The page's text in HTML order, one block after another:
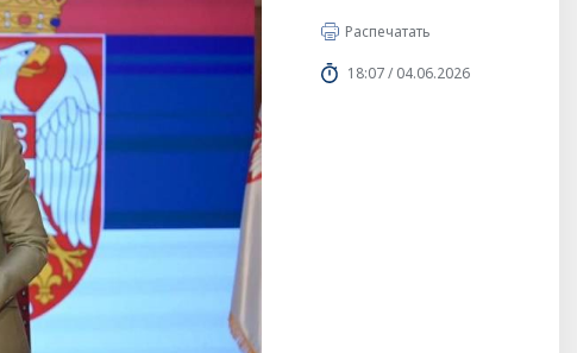
Распечатать
18:07 / 04.06.2026